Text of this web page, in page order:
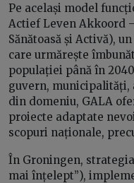
Pe același model
Actief Leven Akkoord
Sănătoasă și Activă),
care urmărește
populației până în
guvern,
din domeniu, GALA
proiecte adaptate
scopuri naționale,
În Groningen,
mai înțelept”),